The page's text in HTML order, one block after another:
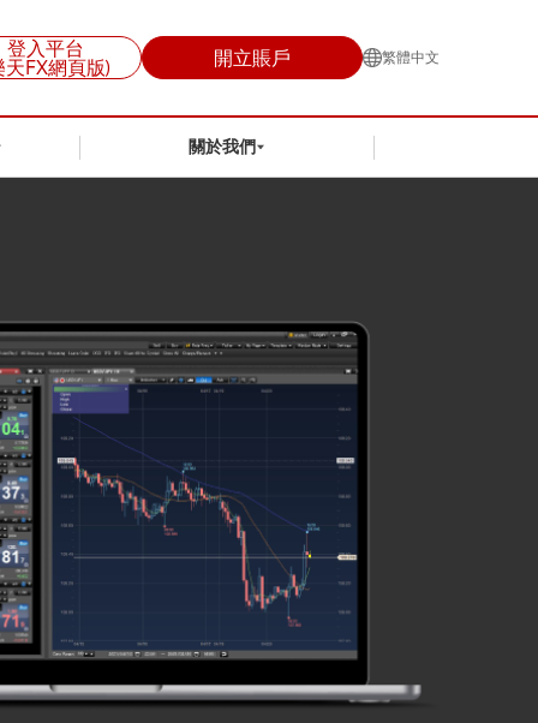
登入平台
天FX網頁版)
開立賬戶 繁體中文
關於我們